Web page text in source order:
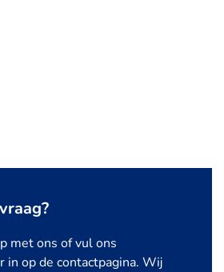
met ons of vul ons
in op de contactpagina. Wij